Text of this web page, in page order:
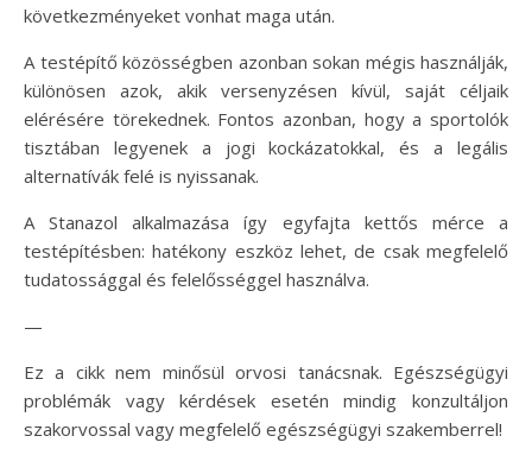
következményeket vonhat maga után.
A testépítő közösségben azonban sokan mégis használják,
különösen azok, akik versenyzésen kívül, saját céljaik
elérésére törekednek. Fontos azonban, hogy a sportolók
tisztában legyenek a jogi kockázatokkal, és a legális
alternatívák felé is nyissanak.
A Stanazol alkalmazása így egyfajta kettős mérce a
testépítésben: hatékony eszköz lehet, de csak megfelelő
tudatossággal és felelősséggel használva.
—
Ez a cikk nem minősül orvosi tanácsnak. Egészségügyi
problémák vagy kérdések esetén mindig konzultáljon
szakorvossal vagy megfelelő egészségügyi szakemberrel!